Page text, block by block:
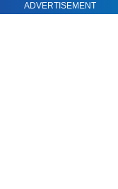
ADVERTISEMENT